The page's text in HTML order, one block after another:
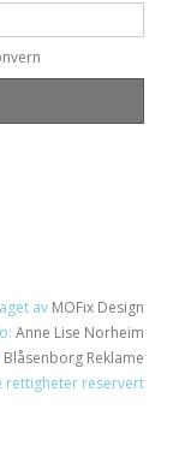
av MOFix Design
Anne Lise Norheim
Blåsenborg Reklame
rettigheter reservert